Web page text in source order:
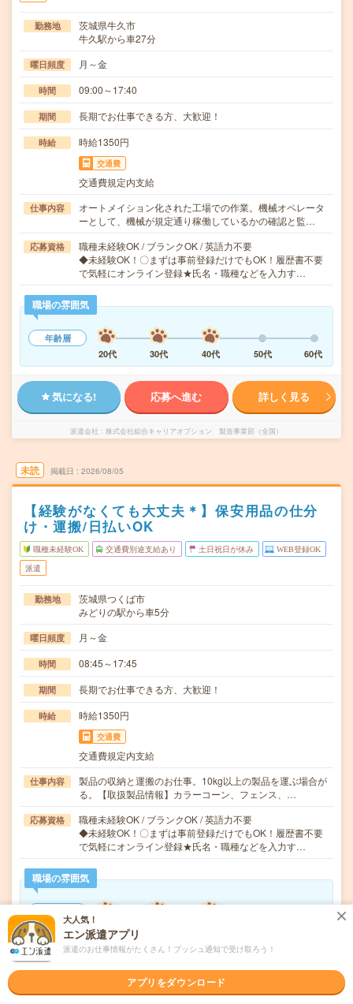
勤務地
茨城県牛久市
牛久駅から車27分
曜日頻度 月～金
時間 09:00～17:40
期間 長期でお仕事できる方、大歓迎！
時給 時給1350円
交通費
交通費規定内支給
仕事内容
オートメイション化された工場での作業。機械オペレータ
ーとして、機械が規定通り稼働しているかの確認と監…
応募資格
職種未経験OK / ブランクOK / 英語力不要
◆未経験OK！〇まずは事前登録だけでもOK！履歴書不要
で気軽にオンライン登録★氏名・職種などを入力す…
職場の雰囲気
年齢層
20代
30代 40代 50代 60代
気になる! 応募へ進む 詳しく見る
派遣会社 株式会社綜合キャリアオプション 製造事業部（全国）
未読 掲載日 2026/08/05
【経験がなくても大丈夫＊】保安用品の仕分
け・運搬/日払いOK
職種未経験OK 交通費別途支給あり 土日祝日が休み WEB登録OK
派遣
勤務地
茨城県つくば市
みどりの駅から車5分
曜日頻度 月～金
時間 08:45～17:45
期間 長期でお仕事できる方、大歓迎！
時給 時給1350円
交通費
交通費規定内支給
仕事内容
製品の収納と運搬のお仕事。10kg以上の製品を運ぶ場合が
る。【取扱製品情報】カラーコーン、フェンス、…
応募資格
職種未経験OK / ブランクOK / 英語力不要
◆未経験OK！〇まずは事前登録だけでもOK！履歴書不要
で気軽にオンライン登録★氏名・職種などを入力す…
職場の雰囲気
20代
気になる! 応募へ進む 詳しく見る
大人気！
エン派遣アプリ
派遣のお仕事情報がたくさん！プッシュ通知で受け取ろう！
アプリをダウンロード